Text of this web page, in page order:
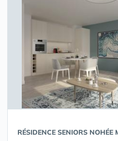
RÉSIDENCE SENIORS NOHÉE